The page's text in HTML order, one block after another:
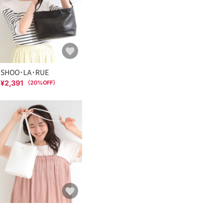
SHOO･LA･RUE
¥2,391 （20%OFF）